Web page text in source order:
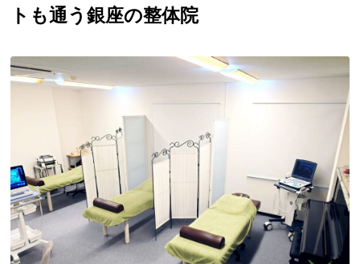
トも通う銀座の整体院